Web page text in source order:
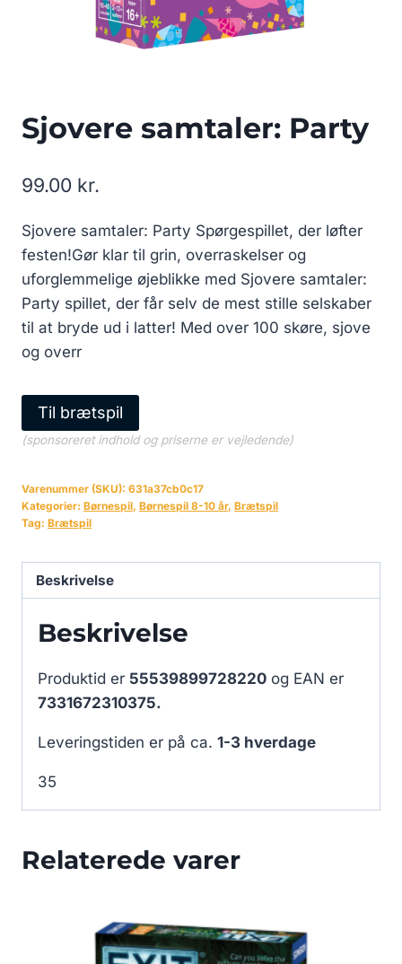
Sjovere samtaler: Party
99.00 kr.
Sjovere samtaler: Party Spørgespillet, der løfter
festen!Gør klar til grin, overraskelser og
uforglemmelige øjeblikke med Sjovere samtaler:
Party spillet, der får selv de mest stille selskaber
til at bryde ud i latter! Med over 100 skøre, sjove
og overr
Til brætspil
(sponsoreret indhold og priserne er vejledende)
Varenummer (SKU): 631a37cb0c17
Kategorier: Børnespil, Børnespil 8-10 år, Brætspil
Tag: Brætspil
Beskrivelse
Beskrivelse
Produktid er 55539899728220 og EAN er
7331672310375.
Leveringstiden er på ca. 1-3 hverdage
35
Relaterede varer